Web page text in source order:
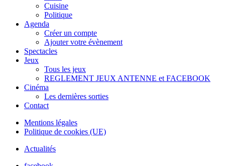
Cuisine
Politique
Agenda
Créer un compte
Ajouter votre évènement
Spectacles
Jeux
Tous les jeux
REGLEMENT JEUX ANTENNE et FACEBOOK
Cinéma
Les dernières sorties
Contact
Mentions légales
Politique de cookies (UE)
Actualités